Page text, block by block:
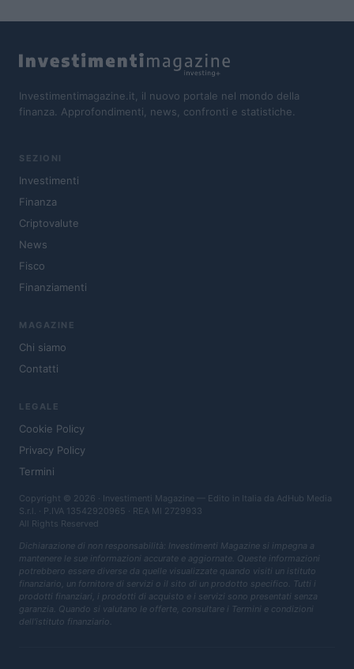
Investimentimagazine.it, il nuovo portale nel mondo della
finanza. Approfondimenti, news, confronti e statistiche.
SEZIONI
Investimenti
Finanza
Criptovalute
News
Fisco
Finanziamenti
MAGAZINE
Chi siamo
Contatti
LEGALE
Cookie Policy
Privacy Policy
Termini
Copyright © 2026 · Investimenti Magazine — Edito in Italia da AdHub Media
S.r.l. · P.IVA 13542920965 · REA MI 2729933
All Rights Reserved
Dichiarazione di non responsabilità: Investimenti Magazine si impegna a
mantenere le sue informazioni accurate e aggiornate. Queste informazioni
potrebbero essere diverse da quelle visualizzate quando visiti un istituto
finanziario, un fornitore di servizi o il sito di un prodotto specifico. Tutti i
prodotti finanziari, i prodotti di acquisto e i servizi sono presentati senza
garanzia. Quando si valutano le offerte, consultare i Termini e condizioni
dell'istituto finanziario.